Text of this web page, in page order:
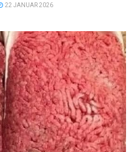
22 JANUAR 2026